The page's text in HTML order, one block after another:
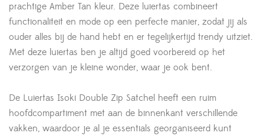
prachtige Amber Tan kleur. Deze luiertas combineert
functionaliteit en mode op een perfecte manier, zodat jij als
ouder alles bij de hand hebt en er tegelijkertijd trendy uitziet.
Met deze luiertas ben je altijd goed voorbereid op het
verzorgen van je kleine wonder, waar je ook bent.
De Luiertas Isoki Double Zip Satchel heeft een ruim
hoofdcompartiment met aan de binnenkant verschillende
vakken, waardoor je al je essentials georganiseerd kunt